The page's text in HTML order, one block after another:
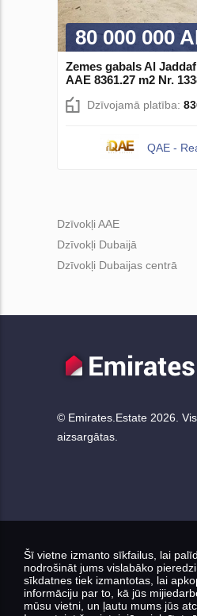
80 000 000
Zemes gabals Al
AAE 8361.27 m2 Nr.
Dzīvojamā platība:
QAE -
Dzīvokļi AAE
Dzīvokļi Dubaijā
Dzīvokļi Dubaijas centrā
© Emirates.Estate 2026.
aizsargātas.
Šī vietne izmanto sīkfailus, lai
nodrošināt jums vislabāko
sīkdatnes tiek izmantotas, lai
informāciju par to, kā jūs
mūsu vietni, un ļautu mums jūs